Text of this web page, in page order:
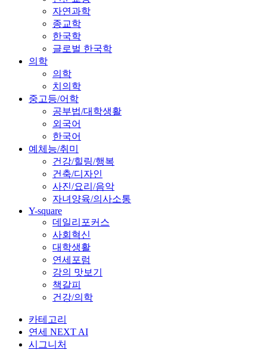
자연과학
종교학
한국학
글로벌 한국학
의학
의학
치의학
중고등/어학
공부법/대학생활
외국어
한국어
예체능/취미
건강/힐링/행복
건축/디자인
사진/요리/음악
자녀양육/의사소통
Y-square
데일리포커스
사회혁신
대학생활
연세포럼
강의 맛보기
책갈피
건강/의학
카테고리
연세 NEXT AI
시그니처